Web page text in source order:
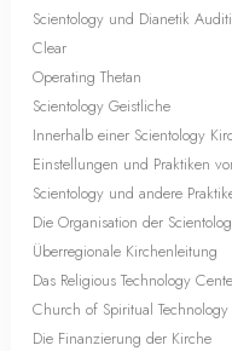
Scientology und Dianetik
Clear
Operating Thetan
Scientology Geistliche
Innerhalb einer Scientology
Einstellungen und Praktiken
Scientology und andere
Die Organisation der
Überregionale Kirchenleitung
Das Religious Technology
Church of Spiritual Technology
Die Finanzierung der Kirche